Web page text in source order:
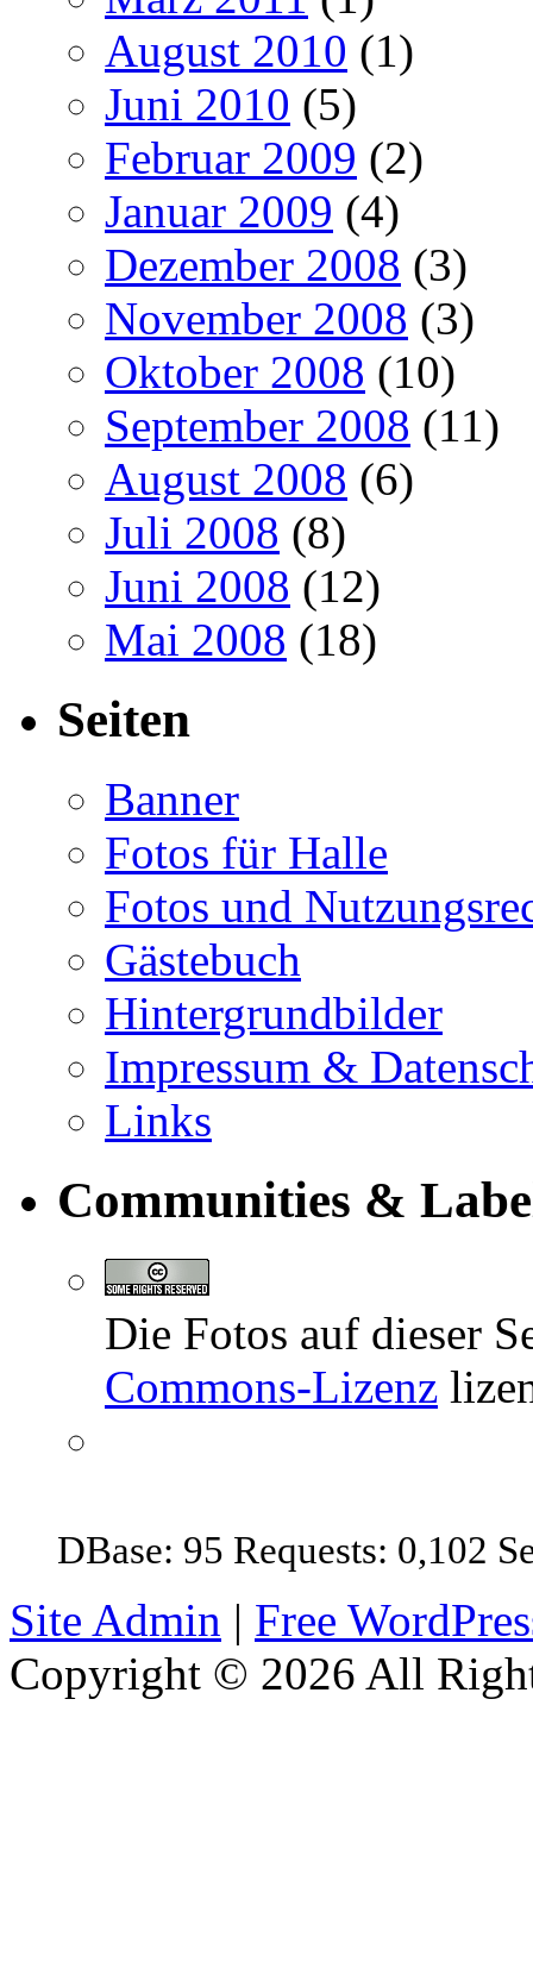
August 2010 (1)
Juni 2010 (5)
Februar 2009 (2)
Januar 2009 (4)
Dezember 2008 (3)
November 2008 (3)
Oktober 2008 (10)
September 2008 (11)
August 2008 (6)
Juli 2008 (8)
Juni 2008 (12)
Mai 2008 (18)
Seiten
Banner
Fotos für Halle
Fotos und
Gästebuch
Hintergrundbilder
Impressum &
Links
Communities &
Die Fotos auf dieser
Commons-Lizenz
DBase: 95 Requests: 0,102
Site Admin | Free
Copyright © 2026 All